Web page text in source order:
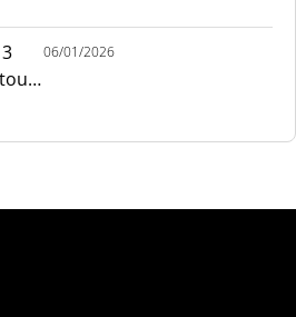
06/01/2026